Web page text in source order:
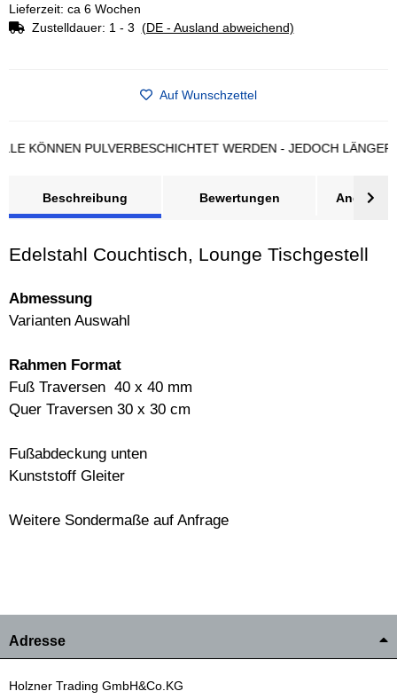
Lieferzeit: ca 6 Wochen
Zustelldauer: 1 - 3 (DE - Ausland abweichend)
Auf Wunschzettel
PULVERBESCHICHTET WERDEN - JEDOCH LÄNGERE
Beschreibung Bewertungen Angebot
Edelstahl Couchtisch, Lounge Tischgestell
Abmessung
Varianten Auswahl
Rahmen Format
Fuß Traversen 40 x 40 mm
Quer Traversen 30 x 30 cm
Fußabdeckung unten
Kunststoff Gleiter
Weitere Sondermaße auf Anfrage
Adresse
Holzner Trading GmbH&Co.KG